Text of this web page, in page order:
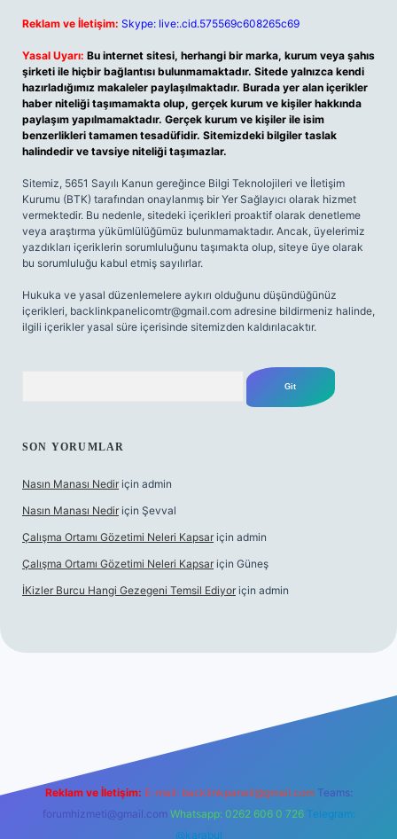
Reklam ve İletişim: Skype: live:.cid.575569c608265c69
Yasal Uyarı: Bu internet sitesi, herhangi bir marka, kurum veya şahıs
şirketi ile hiçbir bağlantısı bulunmamaktadır. Sitede yalnızca kendi
hazırladığımız makaleler paylaşılmaktadır. Burada yer alan içerikler
haber niteliği taşımamakta olup, gerçek kurum ve kişiler hakkında
paylaşım yapılmamaktadır. Gerçek kurum ve kişiler ile isim
benzerlikleri tamamen tesadüfidir. Sitemizdeki bilgiler taslak
halindedir ve tavsiye niteliği taşımazlar.
Sitemiz, 5651 Sayılı Kanun gereğince Bilgi Teknolojileri ve İletişim
Kurumu (BTK) tarafından onaylanmış bir Yer Sağlayıcı olarak hizmet
vermektedir. Bu nedenle, sitedeki içerikleri proaktif olarak denetleme
veya araştırma yükümlülüğümüz bulunmamaktadır. Ancak, üyelerimiz
yazdıkları içeriklerin sorumluluğunu taşımakta olup, siteye üye olarak
bu sorumluluğu kabul etmiş sayılırlar.
Hukuka ve yasal düzenlemelere aykırı olduğunu düşündüğünüz
içerikleri, backlinkpanelicomtr@gmail.com adresine bildirmeniz halinde,
ilgili içerikler yasal süre içerisinde sitemizden kaldırılacaktır.
SON YORUMLAR
Nasın Manası Nedir için admin
Nasın Manası Nedir için Şevval
Çalışma Ortamı Gözetimi Neleri Kapsar için admin
Çalışma Ortamı Gözetimi Neleri Kapsar için Güneş
İKizler Burcu Hangi Gezegeni Temsil Ediyor için admin
Reklam ve İletişim: E-mail: backlinkpaneli@gmail.com Teams:
forumhizmeti@gmail.com Whatsapp: 0262 606 0 726 Telegram:
@karabul